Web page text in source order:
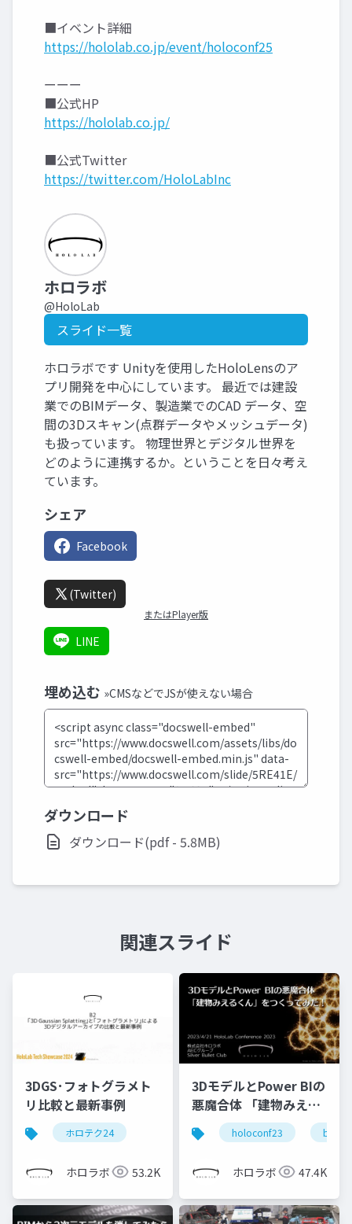
■イベント詳細
https://hololab.co.jp/event/holoconf25
ーーー
■公式HP
https://hololab.co.jp/
■公式Twitter
https://twitter.com/HoloLabInc
ホロラボ
@HoloLab
スライド一覧
ホロラボです Unityを使用したHoloLensのア
プリ開発を中心にしています。 最近では建設
業でのBIMデータ、製造業でのCAD データ、空
間の3Dスキャン(点群データやメッシュデータ)
も扱っています。 物理世界とデジタル世界を
どのように連携するか。ということを日々考え
ています。
シェア
Facebook
(Twitter)
またはPlayer版
LINE
埋め込む »CMSなどでJSが使えない場合
ダウンロード
ダウンロード(pdf - 5.8MB)
関連スライド
3DGS･フォトグラメト
リ比較と最新事例
ホロテク24
ホロラボ 53.2K
3DモデルとPower BIの
悪魔合体 「建物みえる
くん」をつくってみ
た！
holoconf23 bim
ホロラボ 47.4K